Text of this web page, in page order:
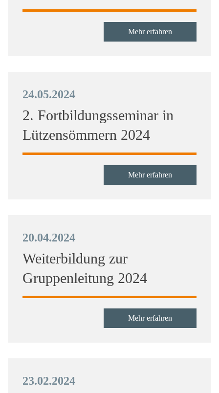
Mehr erfahren
24.05.2024
2. Fortbildungsseminar in
Lützensömmern 2024
Mehr erfahren
20.04.2024
Weiterbildung zur
Gruppenleitung 2024
Mehr erfahren
23.02.2024